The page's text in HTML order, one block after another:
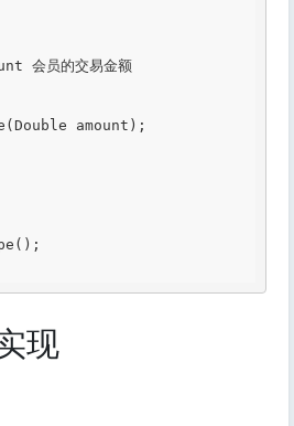
会员的交易金额
现